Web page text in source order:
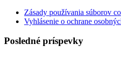
Zásady používania súborov
Vyhlásenie o ochrane
Posledné príspevky